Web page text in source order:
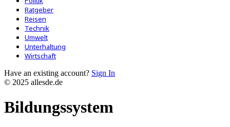
Ratgeber
Reisen
Technik
Umwelt
Unterhaltung
Wirtschaft
Have an existing account? Sign In
© 2025 allesde.de
Bildungssystem